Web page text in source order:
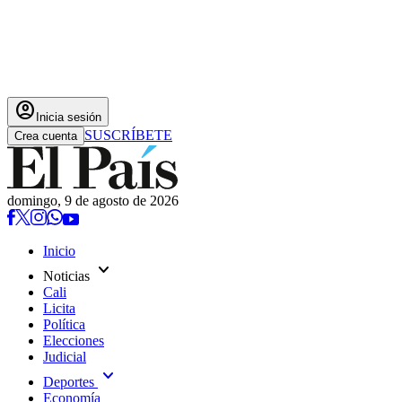
account_circle Inicia sesión
Crea cuenta SUSCRÍBETE
domingo, 9 de agosto de 2026
Inicio
Noticias expand_more
Cali
Licita
Política
Elecciones
Judicial
Deportes expand_more
Economía